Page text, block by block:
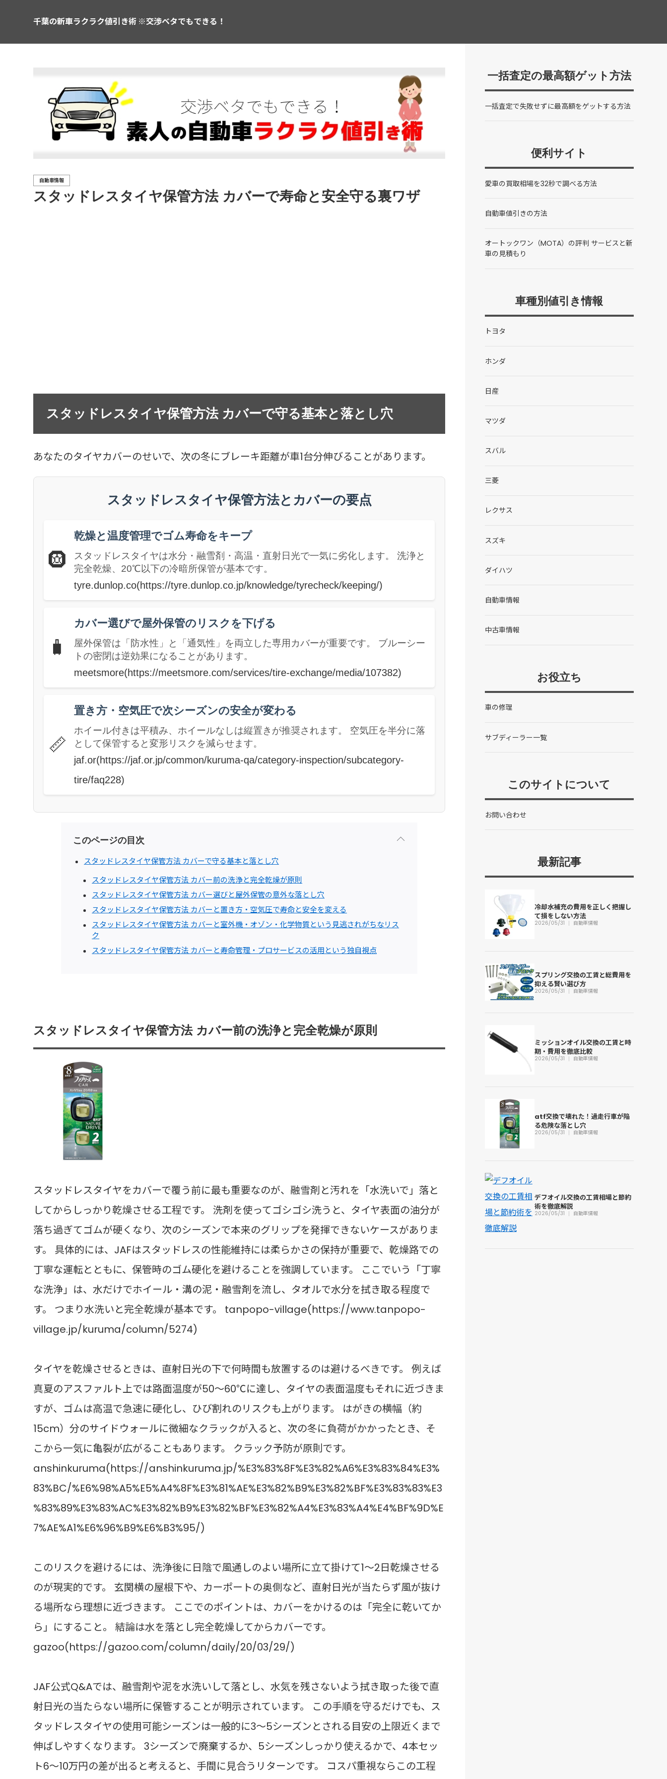
千葉の新車ラクラク値引き術 ※交渉ベタでもできる！
スタッドレスタイヤ保管方法 カバーで寿命と安全守る裏ワザ
自動車情報
スタッドレスタイヤ保管方法 カバーで守る基本と落とし穴
あなたのタイヤカバーのせいで、次の冬にブレーキ距離が車1台分伸びることがあります。
スタッドレスタイヤ保管方法とカバーの要点
🛞
乾燥と温度管理でゴム寿命をキープ
スタッドレスタイヤは水分・融雪剤・高温・直射日光で一気に劣化します。 洗浄と
完全乾燥、20℃以下の冷暗所保管が基本です。
tyre.dunlop.co(https://tyre.dunlop.co.jp/knowledge/tyrecheck/keeping/)
🧳
カバー選びで屋外保管のリスクを下げる
屋外保管は「防水性」と「通気性」を両立した専用カバーが重要です。 ブルーシー
トの密閉は逆効果になることがあります。
meetsmore(https://meetsmore.com/services/tire-exchange/media/107382)
📏
置き方・空気圧で次シーズンの安全が変わる
ホイール付きは平積み、ホイールなしは縦置きが推奨されます。 空気圧を半分に落
として保管すると変形リスクを減らせます。
jaf.or(https://jaf.or.jp/common/kuruma-qa/category-inspection/subcategory-
tire/faq228)
このページの目次
スタッドレスタイヤ保管方法 カバーで守る基本と落とし穴
スタッドレスタイヤ保管方法 カバー前の洗浄と完全乾燥が原則
スタッドレスタイヤ保管方法 カバー選びと屋外保管の意外な落とし穴
スタッドレスタイヤ保管方法 カバーと置き方・空気圧で寿命と安全を変える
スタッドレスタイヤ保管方法 カバーと室外機・オゾン・化学物質という見逃されがちなリス
ク
スタッドレスタイヤ保管方法 カバーと寿命管理・プロサービスの活用という独自視点
スタッドレスタイヤ保管方法 カバー前の洗浄と完全乾燥が原則
スタッドレスタイヤをカバーで覆う前に最も重要なのが、融雪剤と汚れを「水洗いで」落と
してからしっかり乾燥させる工程です。 洗剤を使ってゴシゴシ洗うと、タイヤ表面の油分が
落ち過ぎてゴムが硬くなり、次のシーズンで本来のグリップを発揮できないケースがありま
す。 具体的には、JAFはスタッドレスの性能維持には柔らかさの保持が重要で、乾燥路での
丁寧な運転とともに、保管時のゴム硬化を避けることを強調しています。 ここでいう「丁寧
な洗浄」は、水だけでホイール・溝の泥・融雪剤を流し、タオルで水分を拭き取る程度で
す。 つまり水洗いと完全乾燥が基本です。 tanpopo-village(https://www.tanpopo-
village.jp/kuruma/column/5274)
タイヤを乾燥させるときは、直射日光の下で何時間も放置するのは避けるべきです。 例えば
真夏のアスファルト上では路面温度が50〜60℃に達し、タイヤの表面温度もそれに近づきま
すが、ゴムは高温で急速に硬化し、ひび割れのリスクも上がります。 はがきの横幅（約
15cm）分のサイドウォールに微細なクラックが入ると、次の冬に負荷がかかったとき、そ
こから一気に亀裂が広がることもあります。 クラック予防が原則です。
anshinkuruma(https://anshinkuruma.jp/%E3%83%8F%E3%82%A6%E3%83%84%E3%
83%BC/%E6%98%A5%E5%A4%8F%E3%81%AE%E3%82%B9%E3%82%BF%E3%83%83%E3
%83%89%E3%83%AC%E3%82%B9%E3%82%BF%E3%82%A4%E3%83%A4%E4%BF%9D%E
7%AE%A1%E6%96%B9%E6%B3%95/)
このリスクを避けるには、洗浄後に日陰で風通しのよい場所に立て掛けて1〜2日乾燥させる
のが現実的です。 玄関横の屋根下や、カーポートの奥側など、直射日光が当たらず風が抜け
る場所なら理想に近づきます。 ここでのポイントは、カバーをかけるのは「完全に乾いてか
ら」にすること。 結論は水を落とし完全乾燥してからカバーです。
gazoo(https://gazoo.com/column/daily/20/03/29/)
JAF公式Q&Aでは、融雪剤や泥を水洗いして落とし、水気を残さないよう拭き取った後で直
射日光の当たらない場所に保管することが明示されています。 この手順を守るだけでも、ス
タッドレスタイヤの使用可能シーズンは一般的に3〜5シーズンとされる目安の上限近くまで
伸ばしやすくなります。 3シーズンで廃棄するか、5シーズンしっかり使えるかで、4本セッ
ト6〜10万円の差が出ると考えると、手間に見合うリターンです。 コスパ重視ならこの工程
一括査定の最高額ゲット方法
一括査定で失敗せずに最高額をゲットする方法
便利サイト
愛車の買取相場を32秒で調べる方法
自動車値引きの方法
オートックワン（MOTA）の評判 サービスと新
車の見積もり
車種別値引き情報
トヨタ
ホンダ
日産
マツダ
スバル
三菱
レクサス
スズキ
ダイハツ
自動車情報
中古車情報
お役立ち
車の修理
サブディーラー一覧
このサイトについて
お問い合わせ
最新記事
冷却水補充の費用を正しく把握し
て損をしない方法
2026/05/31 自動車情報
スプリング交換の工賃と総費用を
抑える賢い選び方
2026/05/31 自動車情報
ミッションオイル交換の工賃と時
期・費用を徹底比較
2026/05/31 自動車情報
atf交換で壊れた！過走行車が陥
る危険な落とし穴
2026/05/31 自動車情報
デフオイル交換の工賃相場と節約
術を徹底解説
2026/05/31 自動車情報